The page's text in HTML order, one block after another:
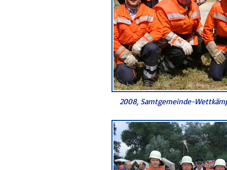
2008, Samtgemeinde-